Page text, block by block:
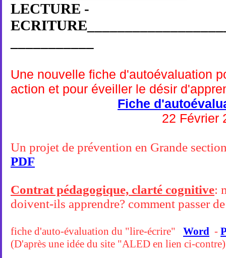
LECTURE -
Une nouvelle fiche d'autoévaluation
action et pour éveiller le désir
Fiche
22 Février
Un projet de prévention en Grande
PDF
Contrat pédagogique, clarté cognitive:
doivent-ils apprendre? comment passer
fiche d'auto-évaluation du "lire-écrire" Word -
(D'après une idée du site "ALED en lien ci-contre)